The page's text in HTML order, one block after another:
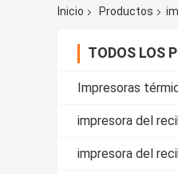
Inicio Productos
TODOS LOS
Impresoras
impresora del
impresora del